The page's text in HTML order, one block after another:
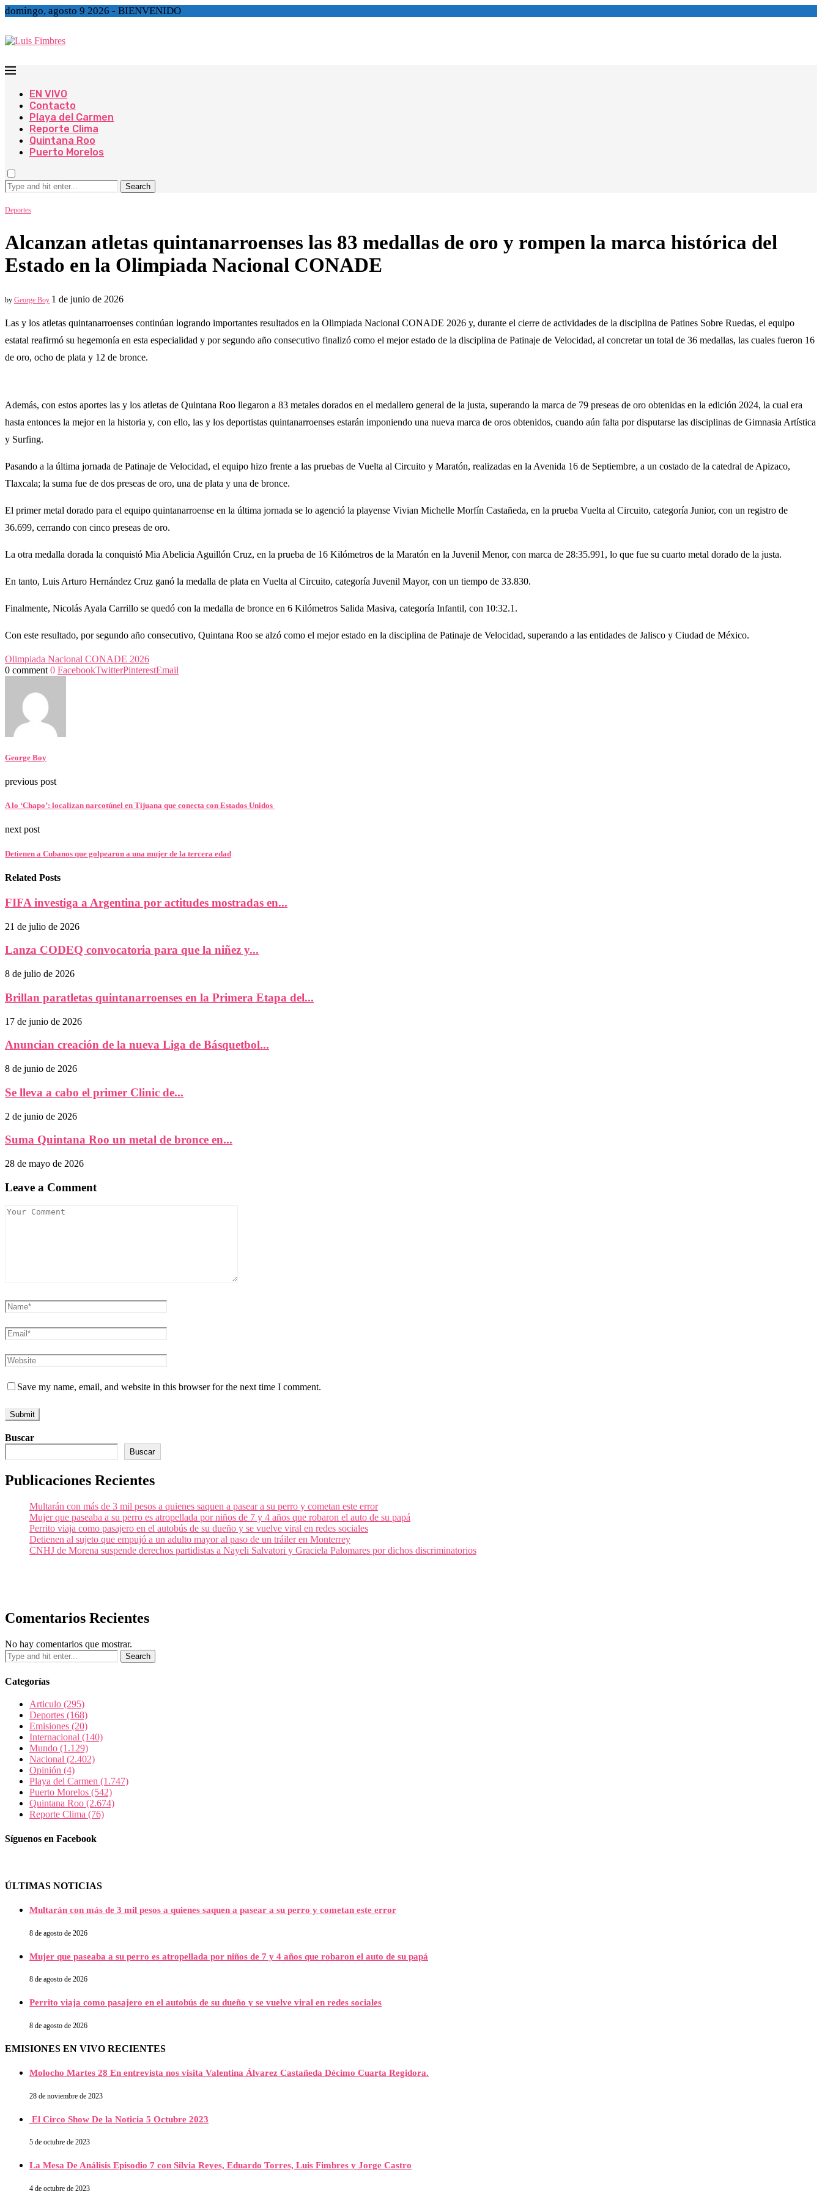
domingo, agosto 9 2026 - BIENVENIDO
EN VIVO
Contacto
Playa del Carmen
Reporte Clima
Quintana Roo
Puerto Morelos
Search
Deportes
Alcanzan atletas quintanarroenses las 83 medallas de oro y rompen la marca histórica del
Estado en la Olimpiada Nacional CONADE
by George Boy 1 de junio de 2026
Las y los atletas quintanarroenses continúan logrando importantes resultados en la Olimpiada Nacional CONADE 2026 y, durante el cierre de actividades de la disciplina de Patines Sobre Ruedas, el equipo
estatal reafirmó su hegemonía en esta especialidad y por segundo año consecutivo finalizó como el mejor estado de la disciplina de Patinaje de Velocidad, al concretar un total de 36 medallas, las cuales fueron 16
de oro, ocho de plata y 12 de bronce.
Además, con estos aportes las y los atletas de Quintana Roo llegaron a 83 metales dorados en el medallero general de la justa, superando la marca de 79 preseas de oro obtenidas en la edición 2024, la cual era
hasta entonces la mejor en la historia y, con ello, las y los deportistas quintanarroenses estarán imponiendo una nueva marca de oros obtenidos, cuando aún falta por disputarse las disciplinas de Gimnasia Artística
y Surfing.
Pasando a la última jornada de Patinaje de Velocidad, el equipo hizo frente a las pruebas de Vuelta al Circuito y Maratón, realizadas en la Avenida 16 de Septiembre, a un costado de la catedral de Apizaco,
Tlaxcala; la suma fue de dos preseas de oro, una de plata y una de bronce.
El primer metal dorado para el equipo quintanarroense en la última jornada se lo agenció la playense Vivian Michelle Morfín Castañeda, en la prueba Vuelta al Circuito, categoría Junior, con un registro de
36.699, cerrando con cinco preseas de oro.
La otra medalla dorada la conquistó Mia Abelicia Aguillón Cruz, en la prueba de 16 Kilómetros de la Maratón en la Juvenil Menor, con marca de 28:35.991, lo que fue su cuarto metal dorado de la justa.
En tanto, Luis Arturo Hernández Cruz ganó la medalla de plata en Vuelta al Circuito, categoría Juvenil Mayor, con un tiempo de 33.830.
Finalmente, Nicolás Ayala Carrillo se quedó con la medalla de bronce en 6 Kilómetros Salida Masiva, categoría Infantil, con 10:32.1.
Con este resultado, por segundo año consecutivo, Quintana Roo se alzó como el mejor estado en la disciplina de Patinaje de Velocidad, superando a las entidades de Jalisco y Ciudad de México.
Olimpiada Nacional CONADE 2026
0 comment 0 FacebookTwitterPinterestEmail
George Boy
previous post
A lo ‘Chapo’: localizan narcotúnel en Tijuana que conecta con Estados Unidos
next post
Detienen a Cubanos que golpearon a una mujer de la tercera edad
Related Posts
FIFA investiga a Argentina por actitudes mostradas en...
21 de julio de 2026
Lanza CODEQ convocatoria para que la niñez y...
8 de julio de 2026
Brillan paratletas quintanarroenses en la Primera Etapa del...
17 de junio de 2026
Anuncian creación de la nueva Liga de Básquetbol...
8 de junio de 2026
Se lleva a cabo el primer Clinic de...
2 de junio de 2026
Suma Quintana Roo un metal de bronce en...
28 de mayo de 2026
Leave a Comment
Save my name, email, and website in this browser for the next time I comment.
Buscar
Buscar
Publicaciones Recientes
Multarán con más de 3 mil pesos a quienes saquen a pasear a su perro y cometan este error
Mujer que paseaba a su perro es atropellada por niños de 7 y 4 años que robaron el auto de su papá
Perrito viaja como pasajero en el autobús de su dueño y se vuelve viral en redes sociales
Detienen al sujeto que empujó a un adulto mayor al paso de un tráiler en Monterrey
CNHJ de Morena suspende derechos partidistas a Nayeli Salvatori y Graciela Palomares por dichos discriminatorios
Comentarios Recientes
No hay comentarios que mostrar.
Categorías
Articulo (295)
Deportes (168)
Emisiones (20)
Internacional (140)
Mundo (1.129)
Nacional (2.402)
Opinión (4)
Playa del Carmen (1.747)
Puerto Morelos (542)
Quintana Roo (2.674)
Reporte Clima (76)
Síguenos en Facebook
ÚLTIMAS NOTICIAS
Multarán con más de 3 mil pesos a quienes saquen a pasear a su perro y cometan este error
8 de agosto de 2026
Mujer que paseaba a su perro es atropellada por niños de 7 y 4 años que robaron el auto de su papá
8 de agosto de 2026
Perrito viaja como pasajero en el autobús de su dueño y se vuelve viral en redes sociales
8 de agosto de 2026
EMISIONES EN VIVO RECIENTES
Molocho Martes 28 En entrevista nos visita Valentina Álvarez Castañeda Décimo Cuarta Regidora.
28 de noviembre de 2023
El Circo Show De la Noticia 5 Octubre 2023
5 de octubre de 2023
La Mesa De Análisis Episodio 7 con Silvia Reyes, Eduardo Torres, Luis Fimbres y Jorge Castro
4 de octubre de 2023